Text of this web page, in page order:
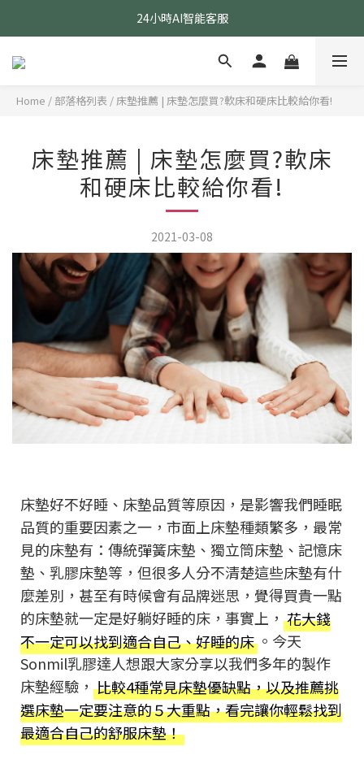
24小時AI智能客服
24小時AI智能客服
指定醫療級款式 贈乳膠枕
24小時AI智能客服
Home / 部落格列表 / 床墊推薦 | 床墊怎麼買?軟床和硬床比較給你看!
床墊推薦 | 床墊怎麼買?軟床
和硬床比較給你看!
2021-03-08
床墊好不好睡、床墊品質等原因，是影響我們睡眠
品質的重要因素之一，市面上床墊種類繁多，最常
見的床墊有：傳統彈簧床墊、獨立筒床墊、記憶床
墊、乳膠床墊等，但很多人分不清楚這些床墊有什
麼差別，甚至有時候會有品牌迷思，覺得買貴一點
的床墊就一定是好躺好睡的床，事實上， 花大錢
不一定可以找到適合自己、好睡的床。今天
Sonmil乳膠達人想跟大家分享以我們多年的製作
床墊經驗， 比較4種常見床墊優缺點，以及推薦挑
選床墊一定要注意的５大重點，看完讓你輕鬆找到
最適合自己的舒服床墊！